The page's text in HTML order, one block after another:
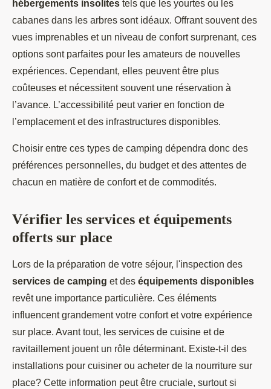
hébergements insolites tels que les yourtes ou les
cabanes dans les arbres sont idéaux. Offrant souvent des
vues imprenables et un niveau de confort surprenant, ces
options sont parfaites pour les amateurs de nouvelles
expériences. Cependant, elles peuvent être plus
coûteuses et nécessitent souvent une réservation à
l’avance. L’accessibilité peut varier en fonction de
l’emplacement et des infrastructures disponibles.
Choisir entre ces types de camping dépendra donc des
préférences personnelles, du budget et des attentes de
chacun en matière de confort et de commodités.
Vérifier les services et équipements
offerts sur place
Lors de la préparation de votre séjour, l'inspection des
services de camping et des équipements disponibles
revêt une importance particulière. Ces éléments
influencent grandement votre confort et votre expérience
sur place. Avant tout, les services de cuisine et de
ravitaillement jouent un rôle déterminant. Existe-t-il des
installations pour cuisiner ou acheter de la nourriture sur
place? Cette information peut être cruciale, surtout si